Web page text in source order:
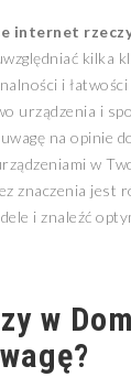
internet
kilka
i łatwości
urządzenia i
na opinie
w
znaczenia jest
i znaleźć
w